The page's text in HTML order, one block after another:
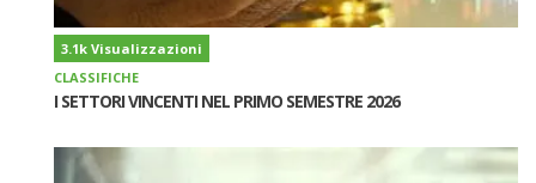
3.1k Visualizzazioni
CLASSIFICHE
I SETTORI VINCENTI NEL PRIMO SEMESTRE 2026